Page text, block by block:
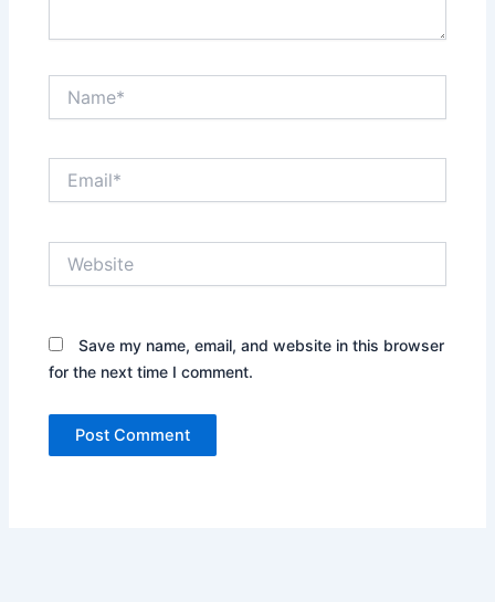
Save my name, email, and website in this browser
for the next time I comment.